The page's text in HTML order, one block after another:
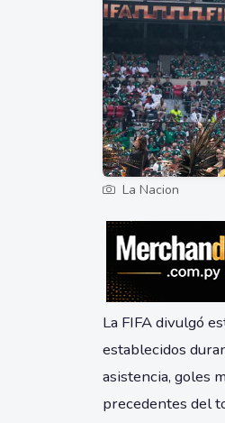
La Nacion
La FIFA divulgó
establecidos
asistencia, goles
precedentes del